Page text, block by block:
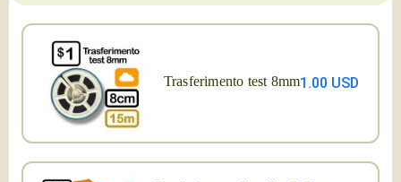
Trasferimento test 8mm1.00 USD